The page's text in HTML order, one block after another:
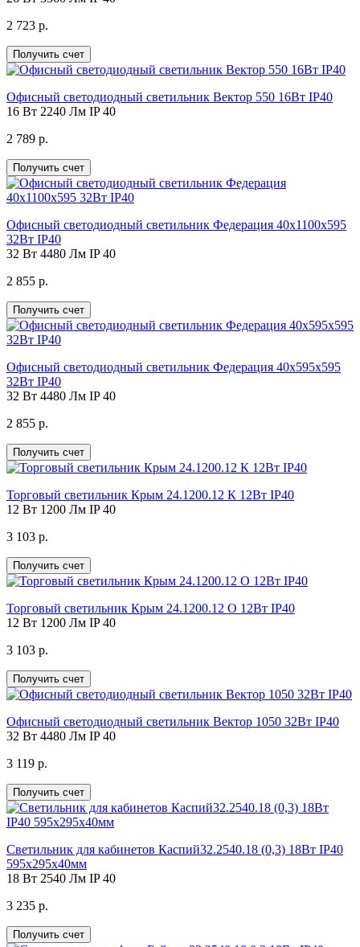
2 723 р.
Получить счет
Офисный светодиодный светильник Вектор 550 16Вт IP40
16 Вт 2240 Лм IP 40
2 789 р.
Получить счет
Офисный светодиодный светильник Федерация 40х1100х595
32Вт IP40
32 Вт 4480 Лм IP 40
2 855 р.
Получить счет
Офисный светодиодный светильник Федерация 40х595х595
32Вт IP40
32 Вт 4480 Лм IP 40
2 855 р.
Получить счет
Торговый светильник Крым 24.1200.12 К 12Вт IP40
12 Вт 1200 Лм IP 40
3 103 р.
Получить счет
Торговый светильник Крым 24.1200.12 О 12Вт IP40
12 Вт 1200 Лм IP 40
3 103 р.
Получить счет
Офисный светодиодный светильник Вектор 1050 32Вт IP40
32 Вт 4480 Лм IP 40
3 119 р.
Получить счет
Светильник для кабинетов Каспий32.2540.18 (0,3) 18Вт IP40
595х295х40мм
18 Вт 2540 Лм IP 40
3 235 р.
Получить счет